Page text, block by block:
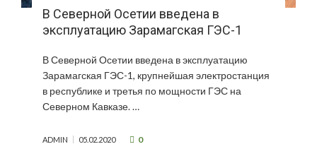
В Северной Осетии введена в
эксплуатацию Зарамагская ГЭС-1
В Северной Осетии введена в эксплуатацию
Зарамагская ГЭС-1, крупнейшая электростанция
в республике и третья по мощности ГЭС на
Северном Кавказе. …
ADMIN 05.02.2020 0